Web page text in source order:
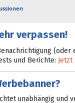
verpassen!
und Berichte: Jetzt
unabhängig und